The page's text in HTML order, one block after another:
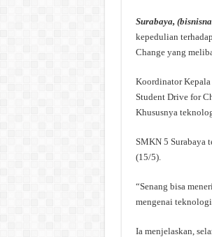
Surabaya,
kepedulian
Change yang
Koordinator Kepala
Student Drive for
Khususnya
SMKN 5 Surabaya
(15/5).
“Senang bisa
mengenai
Ia menjelaskan,